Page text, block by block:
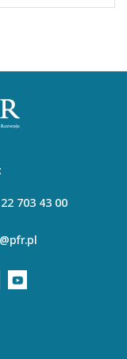
703 43 00
do linkedina
Link do youtube'a